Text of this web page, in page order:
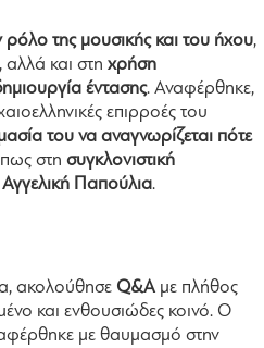
ρόλο της μουσικής και του ήχου,
αλλά και στηχρήση
έντασης. Αναφέρθηκε,
επιρροές του
του να αναγνωρίζεται πότε
στησυγκλονιστική
Αγγελική Παπούλια.
ακολούθησε Q&A με πλήθος
και ενθουσιώδες κοινό. Ο
με θαυμασμό στην